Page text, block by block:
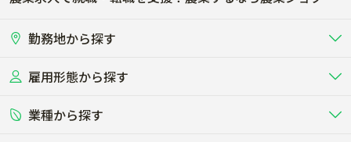
勤務地から探す
北海道
関東
雇用形態から探す
正社員 バイト・アルバイト・パート
業種から探す